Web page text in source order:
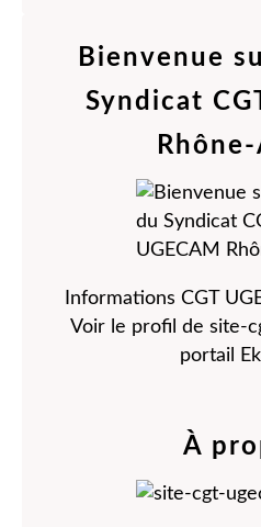
Bienvenue
Syndicat
Informations CGT
Voir le profil de site-
portail
À